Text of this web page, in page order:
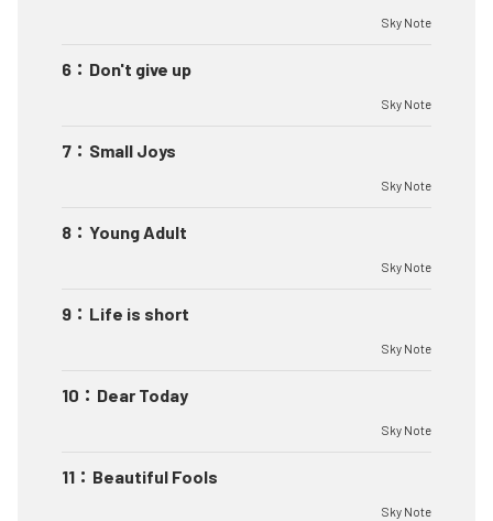
Sky Note
6 ： Don't give up
Sky Note
7 ： Small Joys
Sky Note
8 ： Young Adult
Sky Note
9 ： Life is short
Sky Note
10 ： Dear Today
Sky Note
11 ： Beautiful Fools
Sky Note